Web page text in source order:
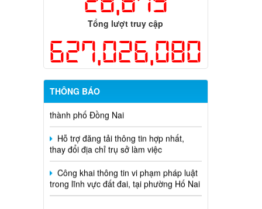
Tổng lượt truy cập
627,026,080
THÔNG BÁO
học và công nghệ cấp thành phố sử
dụng ngân sách nhà nước đặt hàng thực
hiện năm 2026 (đợt 1) lần 3
Kế hoạch Thông tin, tuyên truyền triển
khai Kế hoạch Khám sức khỏe định kỳ
hoặc khám sàng lọc miễn phí ít nhất mỗi
năm một lần cho người dân trên địa bàn
Hỗ trợ đăng tải thông tin hợp nhất,
thay đổi địa chỉ trụ sở làm việc
Công khai thông tin vi phạm pháp luật
trong lĩnh vực đất đai, tại phường Hố Nai